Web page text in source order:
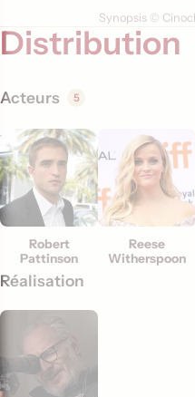
i
o
n
Synopsis ©
Distribution
Acteurs 5
Robert
Pattinson
Reese
Witherspoon
Réalisation